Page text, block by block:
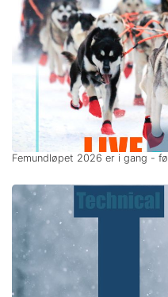
Femundløpet 2026 er i gang -